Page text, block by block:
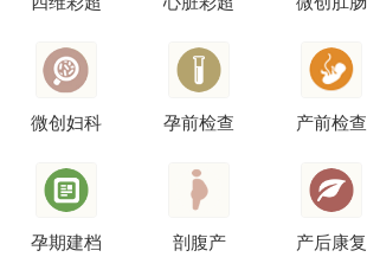
微创妇科 孕前检查 产前检查
孕期建档 剖腹产 产后康复